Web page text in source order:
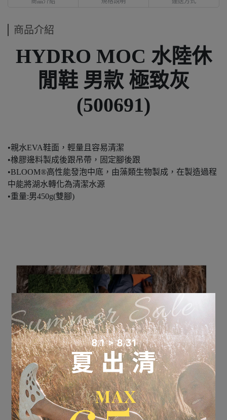
商品介紹
HYDRO MOC 水陸休
閒鞋 男款 極致灰
(500691)
•親水EVA鞋面，輕量且容易清潔
•橡膠邊料製成後跟吊帶，固定腳後跟
•BLOOM®高性能發泡中底，由藻類生物製成，在製造過程
中能將湖水轉化為清潔水源
•重量:男450g(雙腳)